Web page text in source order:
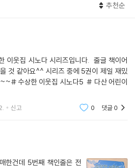
지배인이 시노다 가족을 의심스럽게 쳐다본
은 시노다 가족이 아니라 가짜 시노다였
로 여우 친척 중에서도 가장 사고뭉치인 삼
다.
재앙이 찾아왔는데?
한 바다 내음을 따라 온 여행에 먹구름이
뛰어놀고, 이 섬에서 오랜 시간 보물로 모셔
상한 지배인과 이상한 행동을 하는 손님들
추천순
이웃집 시노다 시리즈입니다. 줄글 책이어
것 같아요^^ 시리즈 중에 5권이 제일 재밌
수상한 이웃집 시노다5 # 다산 어린이
신고 0 댓글0
한건데 5번째 책인줄은 전